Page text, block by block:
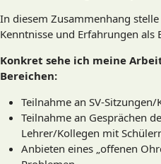
In diesem Zusammenhang
Kenntnisse und Erfahrungen
Konkret sehe ich meine
Bereichen:
Teilnahme an SV-Sitzungen/
Teilnahme an Gesprächen
Lehrer/Kollegen mit
Anbieten eines „offenen